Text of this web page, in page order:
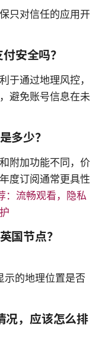
只对信任的应用开
安全吗？
于通过地理风控，
避免账号信息在未
多少？
附加功能不同，价
度订阅通常更具性
流畅观看，隐私
国节点？
的地理位置是否
况，应该怎么排